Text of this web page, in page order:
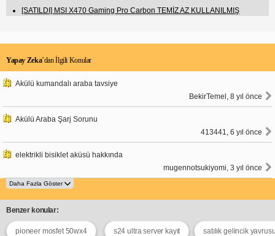
[SATILDI] MSI X470 Gaming Pro Carbon TEMİZ AZ KULLANILMIŞ
Yapay Zeka’dan İlgili Konular
Akülü kumandalı araba tavsiye
BekirTemel, 8 yıl önce
Akülü Araba Şarj Sorunu
413441, 6 yıl önce
elektrikli bisiklet aküsü hakkında
mugennotsukiyomi, 3 yıl önce
Benzer konular:
pioneer mosfet 50wx4 s24 ultra server kayıt satılık gelincik